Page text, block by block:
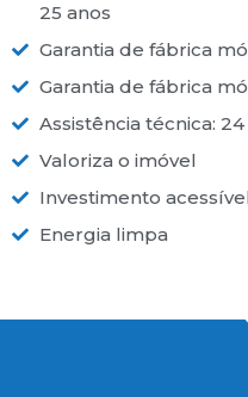
25 anos
Garantia de fábrica
Garantia de fábrica
Assistência técnica:
Valoriza o imóvel
Investimento
Energia limpa